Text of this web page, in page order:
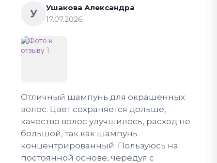
У
Ушакова Александра
17.07.2026
Отличный шампунь для окрашенных
волос. Цвет сохраняется дольше,
качество волос улучшилось, расход не
большой, так как шампунь
концентрированный. Пользуюсь на
постоянной основе, чередуя с